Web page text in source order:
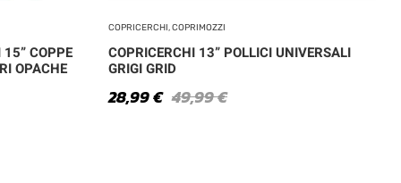
COPPE
OPACHE
COPRICERCHI, COPRIMOZZI
COPRICERCHI 13” POLLICI UNIVERSALI
GRIGI GRID
49,99€
28,99€